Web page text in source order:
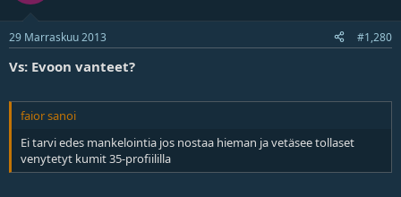
29 Marraskuu 2013 #1,280
Vs: Evoon vanteet?
faior sanoi
Ei tarvi edes mankelointia jos nostaa hieman ja vetäsee tollaset
venytetyt kumit 35-profiililla